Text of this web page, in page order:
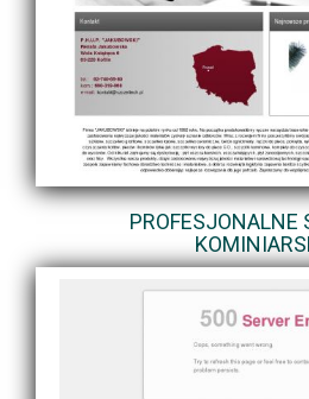
PROFESJONALNE